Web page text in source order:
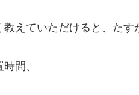
えていただけると、たす
間、